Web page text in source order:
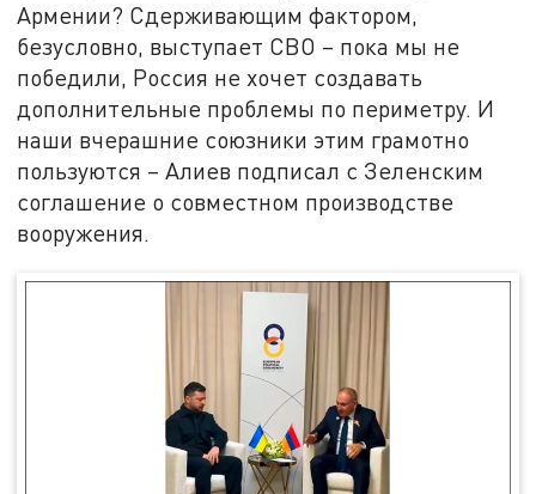
Армении? Сдерживающим фактором,
безусловно, выступает СВО – пока мы не
победили, Россия не хочет создавать
дополнительные проблемы по периметру. И
наши вчерашние союзники этим грамотно
пользуются – Алиев подписал с Зеленским
соглашение о совместном производстве
вооружения.